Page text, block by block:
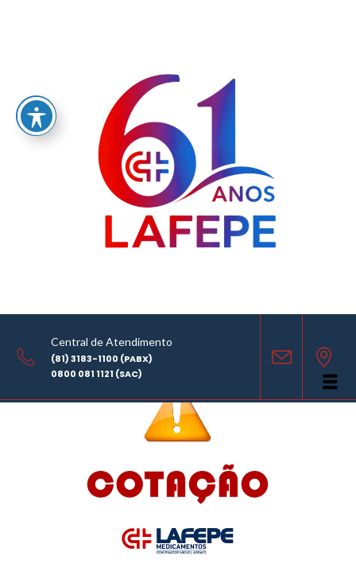
Central de Atendimento
(81) 3183-1100 (PABX)
0800 081 1121 (SAC)
LABORATÓRIO FARMACÊUTICO DO ESTADO DE PERNAMBUCO
GOVERNADOR MIGUEL ARRAES - LAFEPE AVISO DE COTAÇÃO Nº0086/2023